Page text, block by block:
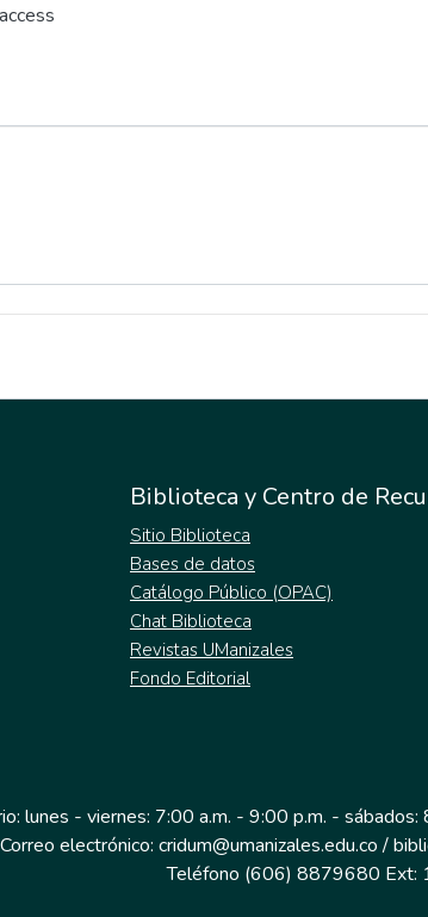
Biblioteca y Centro de
Sitio Biblioteca
Bases de datos
Catálogo Público (OPAC)
Chat Biblioteca
Revistas UManizales
Fondo Editorial
lunes - viernes: 7:00 a.m. - 9:00 p.m. -
Correo electrónico: cridum@umanizales.edu.co /
Teléfono (606) 8879680 Ext: